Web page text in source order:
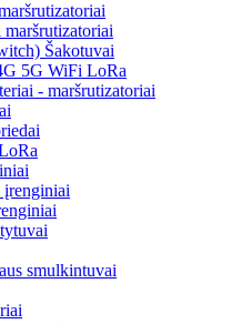
Šakotuvai
5G WiFi LoRa
- maršrutizatoriai
smulkintuvai